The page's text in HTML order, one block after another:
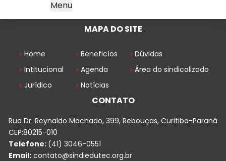
Menu
MAPA DO SITE
Home
Intitucional
Jurídico
Beneficíos
Agenda
Notícias
Dúvidas
Área do sindicalizado
CONTATO
Rua Dr. Reynaldo Machado, 399, Rebouças, Curitiba-Paraná
CEP:80215-010
Telefone: (41) 3046-0551
Email: contato@sindiedutec.org.br